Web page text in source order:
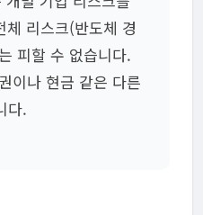
리스크(반도체 경
피할 수 없습니다.
이나 현금 같은 다른
다.